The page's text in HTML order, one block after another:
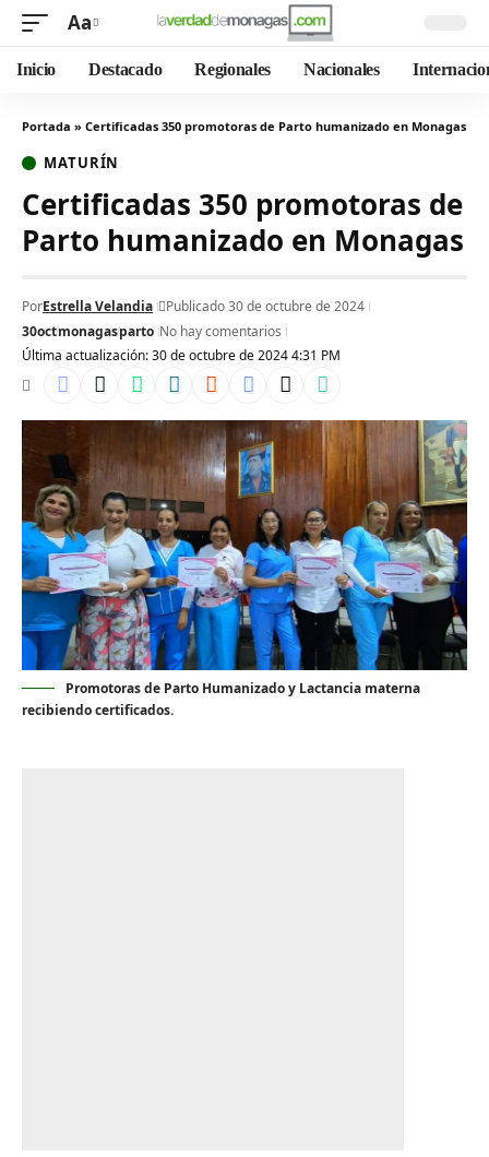
Aa
Inicio Destacado Regionales Nacionales
Portada » Certificadas 350 promotoras de Parto humanizado en Monagas
MATURÍN
Certificadas 350 promotoras de
Parto humanizado en Monagas
Última actualización: 30 de octubre de 2024 4:31 PM
PorEstrella Velandia
Publicado 30 de octubre de 2024
30octmonagasparto No hay comentarios
Promotoras de Parto Humanizado y Lactancia materna
recibiendo certificados.